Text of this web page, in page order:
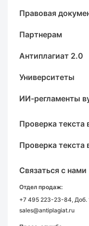
Правовая
Партнерам
Антиплагиат 2.0
Университеты
ИИ-регламенты
Проверка текста
Проверка текста
Связаться с нами
Отдел продаж:
+7 495 223-23-84, Доб.
sales@antiplagiat.ru